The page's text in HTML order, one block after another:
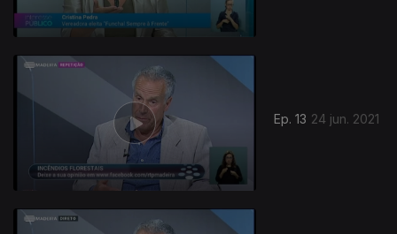
Ep. 13 24 jun. 2021